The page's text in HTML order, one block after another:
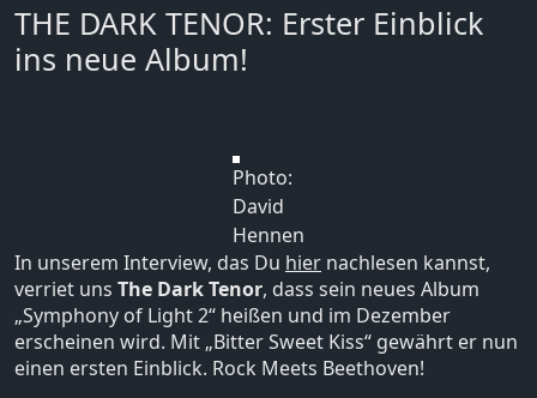
THE DARK TENOR: Erster Einblick
ins neue Album!
Photo:
David
Hennen
In unserem Interview, das Du hier nachlesen kannst,
verriet uns The Dark Tenor, dass sein neues Album
„Symphony of Light 2“ heißen und im Dezember
erscheinen wird. Mit „Bitter Sweet Kiss“ gewährt er nun
einen ersten Einblick. Rock Meets Beethoven!